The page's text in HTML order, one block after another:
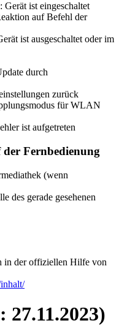
ist eingeschaltet
auf Befehl der
ist ausgeschaltet oder im
durch
zurück
für WLAN
ist aufgetreten
Fernbedienung
(wenn
des gerade gesehenen
in der offiziellen Hilfe von
27.11.2023)